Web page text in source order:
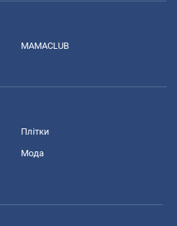
MAMACLUB
Плітки
Мода